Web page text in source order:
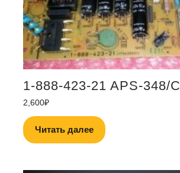
1-888-423-21 APS-348/C
2,600₽
Читать далее